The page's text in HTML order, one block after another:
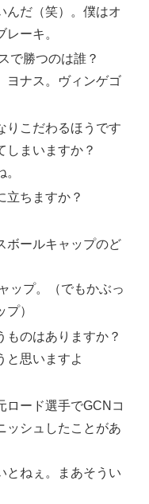
んだ（笑）。僕はオ
ーキ。
で勝つのは誰？
ヨナス。ヴィンゲゴ
りこだわるほうです
しまいますか？
立ちますか？
ボールキャップのど
ップ。（でもかぶっ
）
ものはありますか？
と思いますよ
ロード選手でGCNコ
ッシュしたことがあ
とねぇ。まあそうい